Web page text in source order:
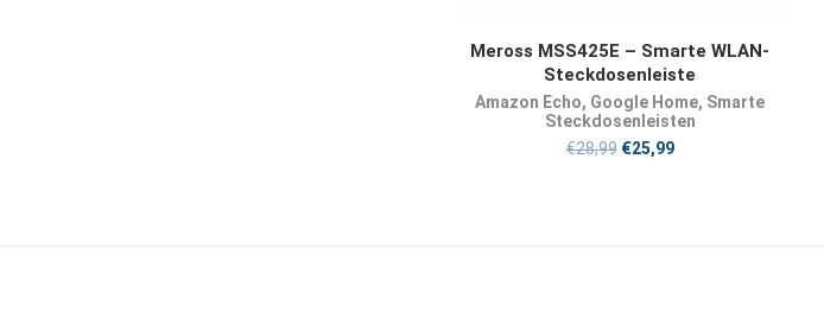
JETZT KAUFEN
Meross MSS425E – Smarte WLAN-
Steckdosenleiste
Amazon Echo, Google Home, Smarte
Steckdosenleisten
€28,99 €25,99